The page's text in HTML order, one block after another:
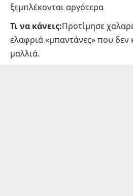
ξεμπλέκονται αργότερα
Τι να κάνεις:Προτίμησε
ελαφριά «μπαντάνες» που
μαλλιά.